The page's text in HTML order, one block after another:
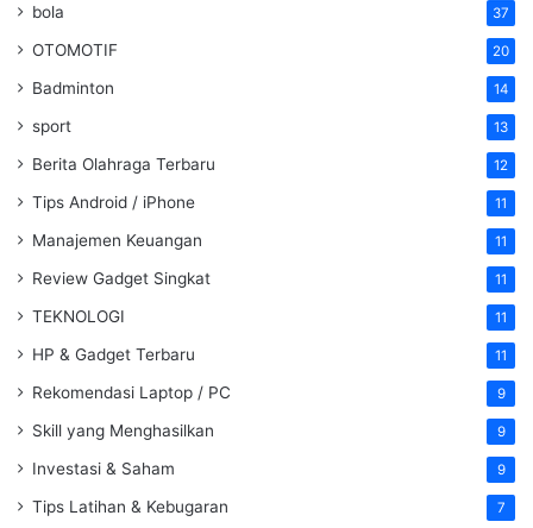
bola 37
OTOMOTIF 20
Badminton 14
sport 13
Berita Olahraga Terbaru 12
Tips Android / iPhone 11
Manajemen Keuangan 11
Review Gadget Singkat 11
TEKNOLOGI 11
HP & Gadget Terbaru 11
Rekomendasi Laptop / PC 9
Skill yang Menghasilkan 9
Investasi & Saham 9
Tips Latihan & Kebugaran 7